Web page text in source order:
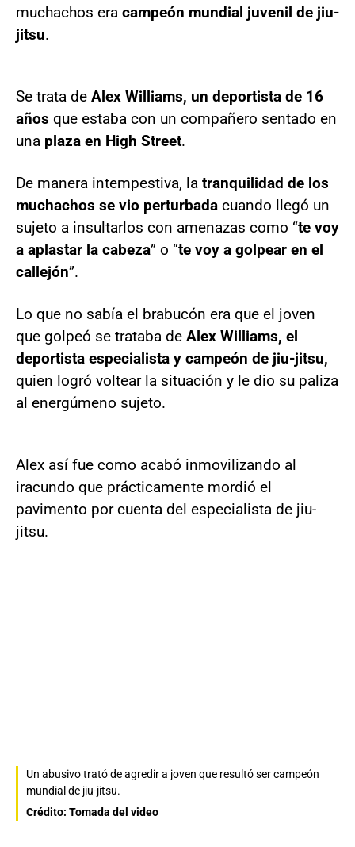
muchachos era campeón mundial juvenil de jiu-
jitsu.
Se trata de Alex Williams, un deportista de 16
años que estaba con un compañero sentado en
una plaza en High Street.
De manera intempestiva, la tranquilidad de los
muchachos se vio perturbada cuando llegó un
sujeto a insultarlos con amenazas como “te voy
a aplastar la cabeza” o “te voy a golpear en el
callejón”.
Lo que no sabía el brabucón era que el joven
que golpeó se trataba de Alex Williams, el
deportista especialista y campeón de jiu-jitsu,
quien logró voltear la situación y le dio su paliza
al energúmeno sujeto.
Alex así fue como acabó inmovilizando al
iracundo que prácticamente mordió el
pavimento por cuenta del especialista de jiu-
jitsu.
Un abusivo trató de agredir a joven que resultó ser campeón
mundial de jiu-jitsu.
Crédito: Tomada del video